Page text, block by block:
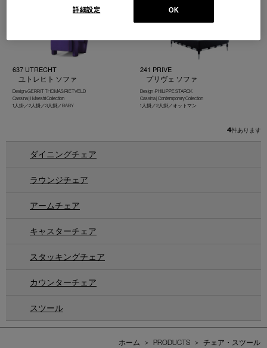
637 UTRECHT
ユトレヒト ソファ
Design : GERRIT THOMAS RIETVELD
Cassina | I Maestri Collection
1人掛／2人掛／3人掛／BABY
241 PRIVE
プリヴェ ソファ
Design : PHILIPPE STARCK
Cassina | Contemporary Collection
1人掛／2人掛／オットマン
4件あります
ダイニングチェア
ラウンジチェア
アームチェア
キャスターチェア
スタッキングチェア
カウンターチェア
スツール
ホーム > PRODUCTS > チェア・スツール
OK
詳細設定